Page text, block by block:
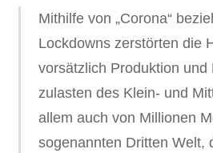
Mithilfe von „Corona“
Lockdowns zerstörten die
vorsätzlich Produktion und
zulasten des Klein- und
allem auch von Millionen
sogenannten Dritten Welt,